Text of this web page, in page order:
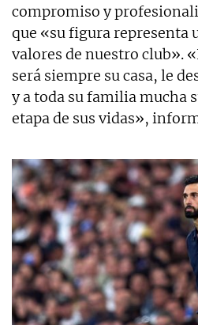
compromiso y
que «su figura representa
valores de nuestro club».
será siempre su casa, le
y a toda su familia mucha
etapa de sus vidas»,